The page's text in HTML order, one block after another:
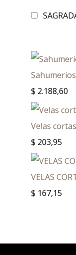
$ 2.188,60
Velas
$ 203,95
VELAS
$ 167,15